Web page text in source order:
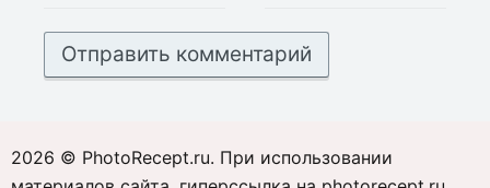
2026 © PhotoRecept.ru. При использовании